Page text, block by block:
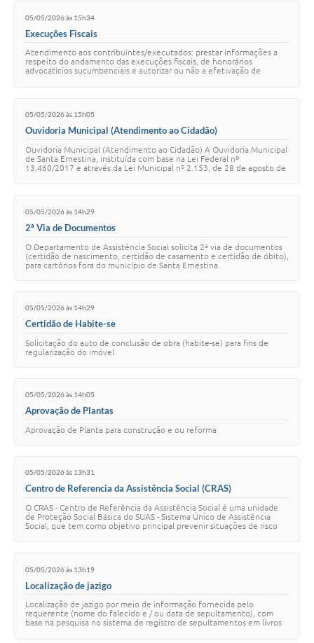
05/05/2026 às 15h34
Execuções Fiscais
Atendimento aos contribuintes/executados: prestar informações a
respeito do andamento das execuções fiscais, de honorários
advocatícios sucumbenciais e autorizar ou não a efetivação de
05/05/2026 às 15h05
Ouvidoria Municipal (Atendimento ao Cidadão)
Ouvidoria Municipal (Atendimento ao Cidadão) A Ouvidoria Municipal
de Santa Ernestina, instituída com base na Lei Federal nº
13.460/2017 e através da Lei Municipal nº 2.153, de 28 de agosto de
05/05/2026 às 14h29
2ª Via de Documentos
O Departamento de Assistência Social solicita 2ª via de documentos
(certidão de nascimento, certidão de casamento e certidão de óbito),
para cartórios fora do município de Santa Ernestina.
05/05/2026 às 14h29
Certidão de Habite-se
Solicitação do auto de conclusão de obra (habite-se) para fins de
regularização do imóvel
05/05/2026 às 14h05
Aprovação de Plantas
Aprovação de Planta para construção e ou reforma
05/05/2026 às 13h31
Centro de Referencia da Assistência Social (CRAS)
O CRAS - Centro de Referência da Assistência Social é uma unidade
de Proteção Social Básica do SUAS - Sistema Único de Assistência
Social, que tem como objetivo principal prevenir situações de risco
05/05/2026 às 13h19
Localização de jazigo
Localização de jazigo por meio de informação fornecida pelo
requerente (nome do falecido e / ou data de sepultamento), com
base na pesquisa no sistema de registro de sepultamentos em livros